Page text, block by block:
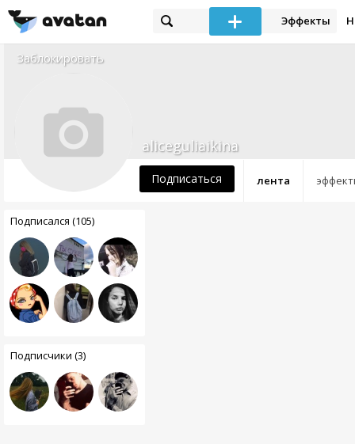
Эффекты
Заблокировать
лента
aliceguliaikina
Подписаться
Подписался (105)
Подписчики (3)